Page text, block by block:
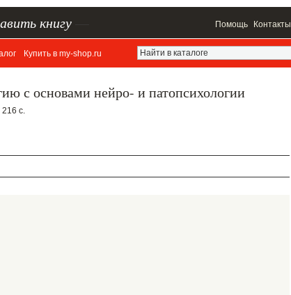
книгу Помощь Контакты
Купить в my-shop.ru
с основами нейро- и патопсихологии
с.